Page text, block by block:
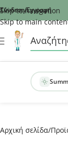
Recaptcha
Skip to navigation
Skip to main
Σύνδεση/Εγγραφή
Αρχική σελίδα